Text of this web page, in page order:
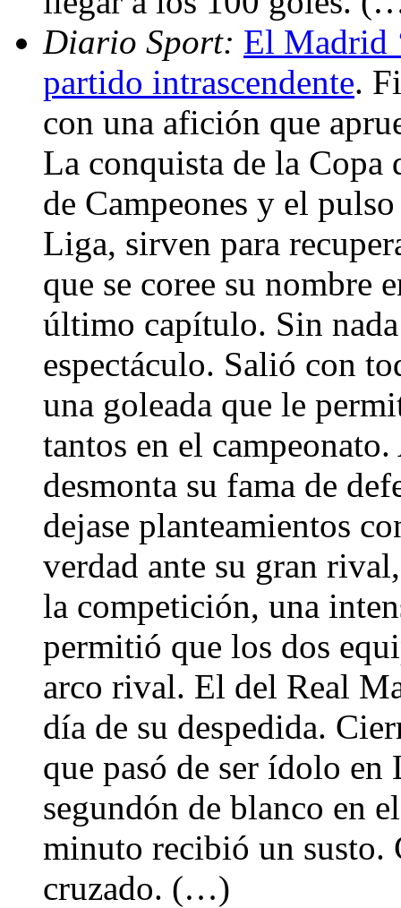
Diario Sport: El Madrid
partido intrascendente.
con una afición que
La conquista de la Copa
de Campeones y el
Liga, sirven para
que se coree su nombre
último capítulo. Sin
espectáculo. Salió con
una goleada que le
tantos en el
desmonta su fama de
dejase planteamientos
verdad ante su gran
la competición, una
permitió que los dos
arco rival. El del Real
día de su despedida.
que pasó de ser ídolo
segundón de blanco en
minuto recibió un susto.
cruzado. (…)